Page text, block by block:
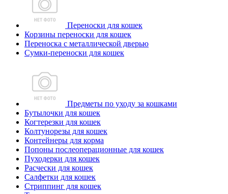
Переноски для кошек
Корзины переноски для кошек
Переноска с металлической дверью
Сумки-переноски для кошек
Предметы по уходу за кошками
Бутылочки для кошек
Когтерезки для кошек
Колтунорезы для кошек
Контейнеры для корма
Попоны послеоперационные для кошек
Пуходерки для кошек
Расчески для кошек
Салфетки для кошек
Стриппинг для кошек